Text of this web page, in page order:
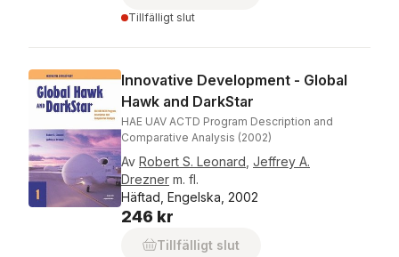
Tillfälligt slut
Innovative Development - Global
Hawk and DarkStar
HAE UAV ACTD Program Description and
Comparative Analysis (2002)
Av Robert S. Leonard Jeffrey A.
Drezner m. fl.
Häftad, Engelska, 2002
246 kr
Tillfälligt slut